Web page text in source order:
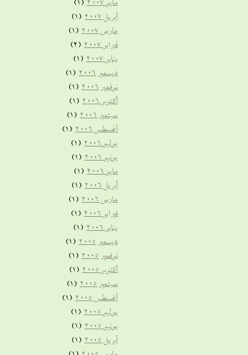
أبريل 2007 (1)
مارس 2007 (1)
فبراير 2007 (2)
يناير 2007 (1)
ديسمبر 2006 (1)
نوفمبر 2006 (1)
أكتوبر 2006 (1)
سبتمبر 2006 (1)
أغسطس 2006 (1)
يوليو 2006 (1)
يونيو 2006 (1)
مايو 2006 (1)
أبريل 2006 (1)
مارس 2006 (1)
فبراير 2006 (1)
يناير 2006 (1)
ديسمبر 2005 (1)
نوفمبر 2005 (1)
أكتوبر 2005 (1)
سبتمبر 2005 (1)
أغسطس 2005 (1)
يوليو 2005 (1)
يونيو 2005 (1)
أبريل 2005 (1)